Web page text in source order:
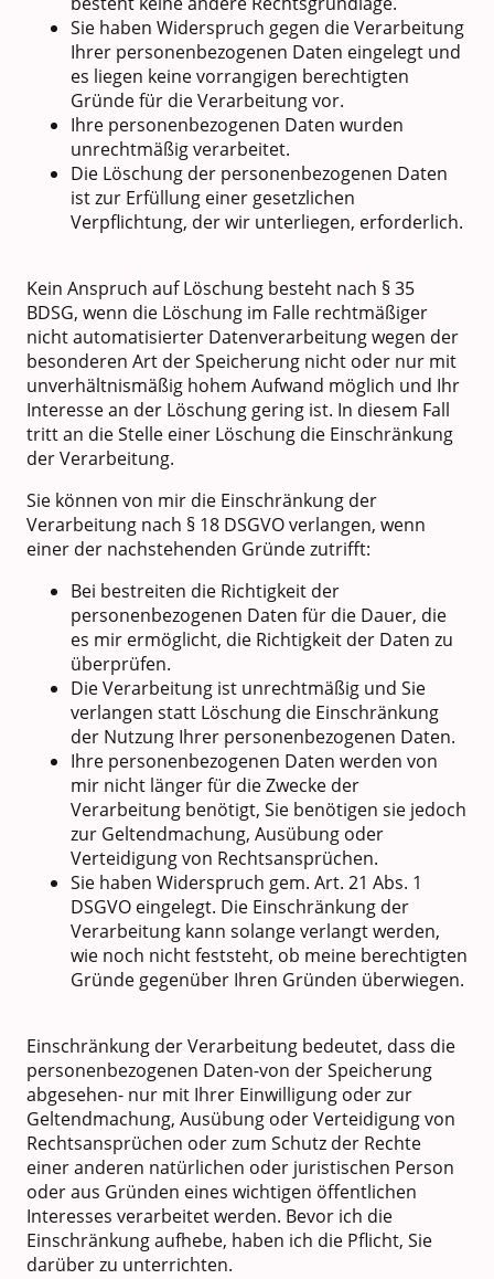
Sie haben Widerspruch gegen die Verarbeitung
Ihrer personenbezogenen Daten eingelegt und
es liegen keine vorrangigen berechtigten
Gründe für die Verarbeitung vor.
Ihre personenbezogenen Daten wurden
unrechtmäßig verarbeitet.
Die Löschung der personenbezogenen Daten
ist zur Erfüllung einer gesetzlichen
Verpflichtung, der wir unterliegen, erforderlich.
Kein Anspruch auf Löschung besteht nach § 35
BDSG, wenn die Löschung im Falle rechtmäßiger
nicht automatisierter Datenverarbeitung wegen der
besonderen Art der Speicherung nicht oder nur mit
unverhältnismäßig hohem Aufwand möglich und Ihr
Interesse an der Löschung gering ist. In diesem Fall
tritt an die Stelle einer Löschung die Einschränkung
der Verarbeitung.
Sie können von mir die Einschränkung der
Verarbeitung nach § 18 DSGVO verlangen, wenn
einer der nachstehenden Gründe zutrifft:
Bei bestreiten die Richtigkeit der
personenbezogenen Daten für die Dauer, die
es mir ermöglicht, die Richtigkeit der Daten zu
überprüfen.
Die Verarbeitung ist unrechtmäßig und Sie
verlangen statt Löschung die Einschränkung
der Nutzung Ihrer personenbezogenen Daten.
Ihre personenbezogenen Daten werden von
mir nicht länger für die Zwecke der
Verarbeitung benötigt, Sie benötigen sie jedoch
zur Geltendmachung, Ausübung oder
Verteidigung von Rechtsansprüchen.
Sie haben Widerspruch gem. Art. 21 Abs. 1
DSGVO eingelegt. Die Einschränkung der
Verarbeitung kann solange verlangt werden,
wie noch nicht feststeht, ob meine berechtigten
Gründe gegenüber Ihren Gründen überwiegen.
Einschränkung der Verarbeitung bedeutet, dass die
personenbezogenen Daten-von der Speicherung
abgesehen- nur mit Ihrer Einwilligung oder zur
Geltendmachung, Ausübung oder Verteidigung von
Rechtsansprüchen oder zum Schutz der Rechte
einer anderen natürlichen oder juristischen Person
oder aus Gründen eines wichtigen öffentlichen
Interesses verarbeitet werden. Bevor ich die
Einschränkung aufhebe, haben ich die Pflicht, Sie
darüber zu unterrichten.